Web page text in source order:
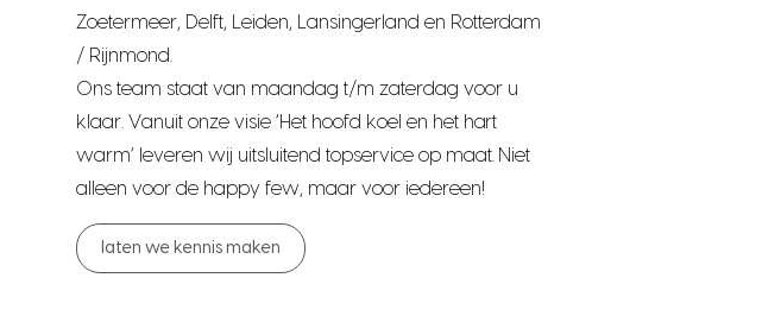
Zoetermeer, Delft, Leiden, Lansingerland en Rotterdam
/ Rijnmond.
Ons team staat van maandag t/m zaterdag voor u
klaar. Vanuit onze visie ‘Het hoofd koel en het hart
warm’ leveren wij uitsluitend topservice op maat. Niet
alleen voor de happy few, maar voor iedereen!
laten we kennis maken